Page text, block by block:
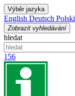
Výběr jazyka
English Deutsch Polski
Zobrazit vyhledávání
hledat
156